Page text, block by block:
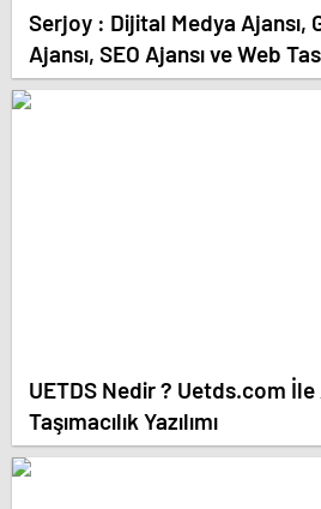
Serjoy : Dijital Medya Ajansı, Google Reklam
Ajansı, SEO Ajansı ve Web
UETDS Nedir ? Uetds.com İle
Taşımacılık Yazılımı